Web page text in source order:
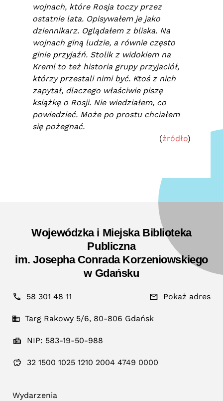
wojnach, które Rosja toczy przez
ostatnie lata. Opisywałem je jako
dziennikarz. Oglądałem z bliska. Na
wojnach giną ludzie, a równie często
ginie przyjaźń. Stolik z widokiem na
Kreml to też historia grupy przyjaciół,
którzy przestali nimi być. Ktoś z nich
zapytał, dlaczego właściwie piszę
książkę o Rosji. Nie wiedziałem, co
powiedzieć. Może po prostu chciałem
się pożegnać.
(źródło)
Wojewódzka i Miejska Biblioteka
Publiczna
im. Josepha Conrada Korzeniowskiego
w Gdańsku
58 301 48 11 Pokaż adres
Targ Rakowy 5/6, 80-806 Gdańsk
NIP: 583-19-50-988
32 1500 1025 1210 2004 4749 0000
Wydarzenia